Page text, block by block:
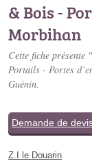
& Bois -
Morbihan
Cette fiche
Portails - Portes
Guénin.
Demande de
Z.I le Douarin